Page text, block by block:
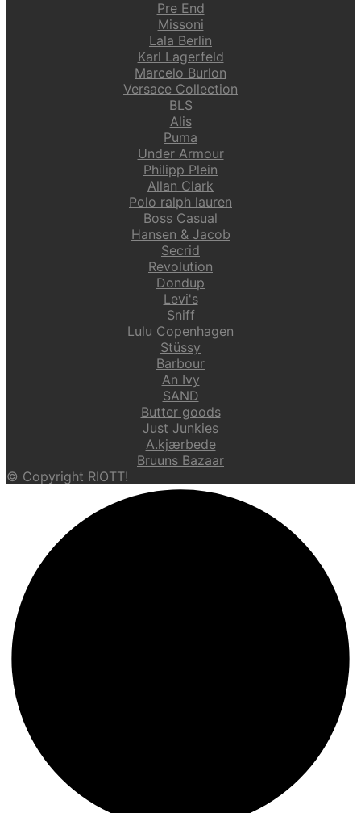
Pre End
Missoni
Lala Berlin
Karl Lagerfeld
Marcelo Burlon
Versace Collection
BLS
Alis
Puma
Under Armour
Philipp Plein
Allan Clark
Polo ralph lauren
Boss Casual
Hansen & Jacob
Secrid
Revolution
Dondup
Levi's
Sniff
Lulu Copenhagen
Stüssy
Barbour
An Ivy
SAND
Butter goods
Just Junkies
A.kjærbede
Bruuns Bazaar
© Copyright RIOTT!